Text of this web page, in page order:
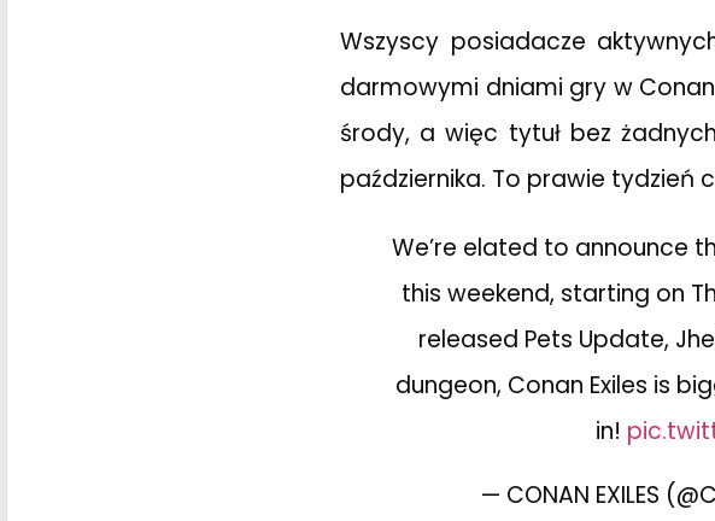
Wszyscy posiadacze
darmowymi dniami gry w
środy, a więc tytuł bez
października. To prawie tydzień
We’re elated to announce
this weekend, starting on
released Pets Update,
dungeon, Conan Exiles is
in!
— CONAN EXILES